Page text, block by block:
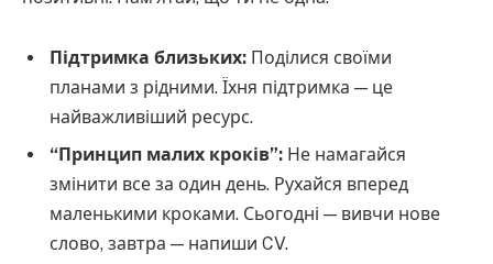
Підтримка близьких: Поділися своїми
планами з рідними. Їхня підтримка — це
найважливіший ресурс.
“Принцип малих кроків”: Не намагайся
змінити все за один день. Рухайся вперед
маленькими кроками. Сьогодні — вивчи нове
слово, завтра — напиши CV.